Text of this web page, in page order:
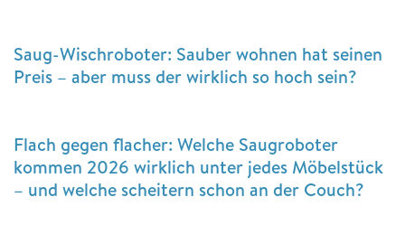
Saug-Wischroboter: Sauber wohnen hat seinen
Preis – aber muss der wirklich so hoch sein?
Flach gegen flacher: Welche Saugroboter
kommen 2026 wirklich unter jedes Möbelstück
– und welche scheitern schon an der Couch?